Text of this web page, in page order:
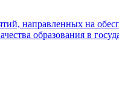
направленных на
образования в